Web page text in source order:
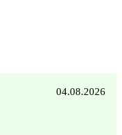
04.08.2026